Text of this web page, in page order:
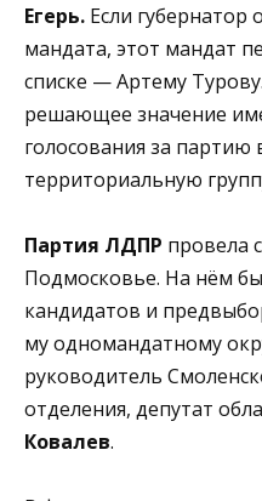
Егерь. Если губернатор
мандата, этот мандат
списке — Артему
решающее значение
голосования за партию
территориальную
Партия ЛДПР провела
Подмосковье. На нём
кандидатов и
му одномандатному
руководитель
отделения, депутат
Ковалев.